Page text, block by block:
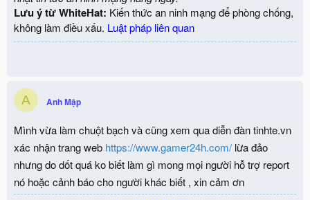
Lưu ý từ WhiteHat: Kiến thức an ninh mạng để phòng chống,
không làm điều xấu. Luật pháp liên quan
A Anh Mập
Mình vừa làm chuột bạch và cũng xem qua diễn đàn tinhte.vn
xác nhận trang web https://www.gamer24h.com/ lừa đảo
nhưng do dốt quá ko biết làm gì mong mọi người hỗ trợ report
nó hoặc cảnh báo cho người khác biết , xin cảm ơn